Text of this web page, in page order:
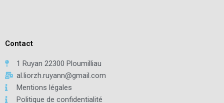
Contact
1 Ruyan 22300 Ploumilliau
al.liorzh.ruyann@gmail.com
Mentions légales
Politique de confidentialité